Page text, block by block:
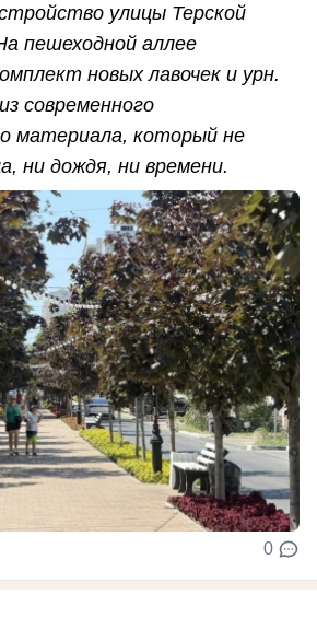
улицы Терской
пешеходной аллее
новых лавочек и урн.
современного
материала, который не
ни дождя, ни времени.
0